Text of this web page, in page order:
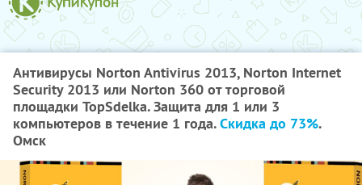
Антивирусы Norton Antivirus 2013, Norton Internet
Security 2013 или Norton 360 от торговой
площадки TopSdelka. Защита для 1 или 3
компьютеров в течение 1 года.Скидка до 73%.
Омск